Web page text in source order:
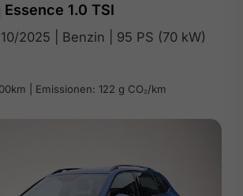
1.0 TSI
2025 | Benzin | 95 PS (70 kW)
| Emissionen: 122 g CO₂/km